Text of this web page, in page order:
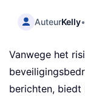
AuteurKelly•
Vanwege het
berichten,